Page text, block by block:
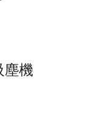
塵機